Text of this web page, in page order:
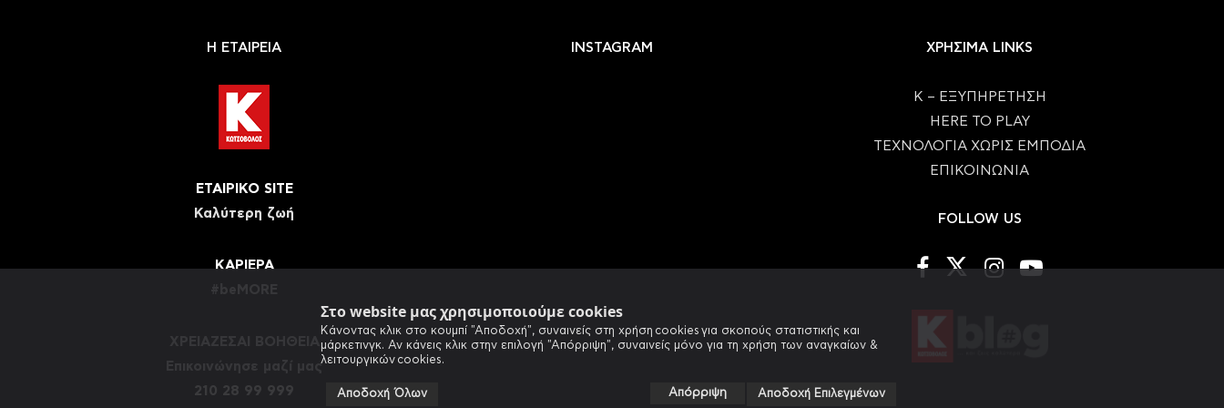
Στο website μας χρησιμοποιούμε cookies
Κάνοντας κλικ στο κουμπί "Αποδοχή", συναινείς στη χρήση cookies για σκοπούς στατιστικής και
μάρκετινγκ. Αν κάνεις κλικ στην επιλογή "Απόρριψη", συναινείς μόνο για τη χρήση των αναγκαίων &
λειτουργικών cookies.
Αποδοχή Όλων Αποδοχή Επιλεγμένων
Απόρριψη
Η ΕΤΑΙΡΕΙΑ
ΕΤΑΙΡΙΚΟ SITE
Καλύτερη ζωή
ΚΑΡΙΕΡΑ
Eπικοινώνησε μαζί μας
210 28 99 999
INSTAGRAM ΧΡΗΣΙΜΑ LINKS
Κ – ΕΞΥΠΗΡΕΤΗΣΗ
HERE TO PLAY
ΤΕΧΝΟΛΟΓΙΑ ΧΩΡΙΣ ΕΜΠΟΔΙΑ
ΕΠΙΚΟΙΝΩΝΙΑ
FOLLOW US